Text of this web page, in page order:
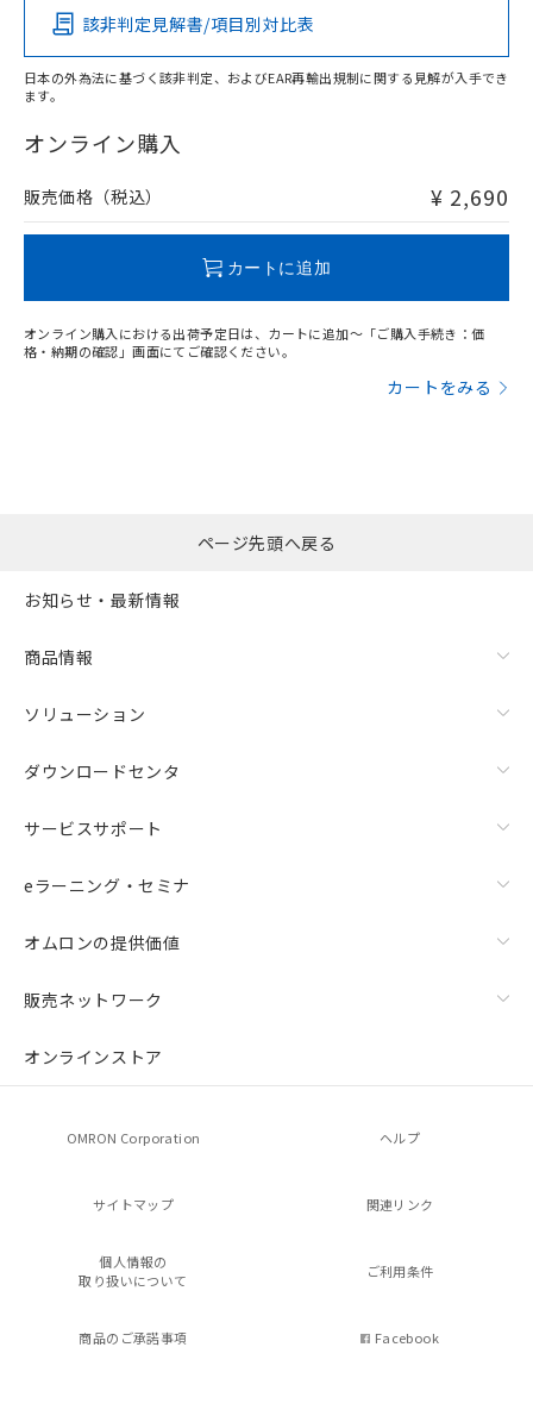
O
在庫等で未対応品が混在する可能性があります。
問い合わせください。
該非判定見解書/項目別対比表
日本の外為法に基づく該非判定、およびEAR再輸出規制に関する見解が入手でき
ます。
オンライン購入
販売価格（税込） ¥ 2,690
カートに追加
オンライン購入における出荷予定日は、カートに追加～「ご購入手続き：価
格・納期の確認」画面にてご確認ください。
カートをみる
ページ先頭へ戻る
お知らせ・最新情報
商品情報
ソリューション
ダウンロードセンタ
サービスサポート
eラーニング・セミナ
オムロンの提供価値
販売ネットワーク
オンラインストア
OMRON Corporation ヘルプ
サイトマップ 関連リンク
個人情報の
取り扱いについて
ご利用条件
商品のご承諾事項 Facebook